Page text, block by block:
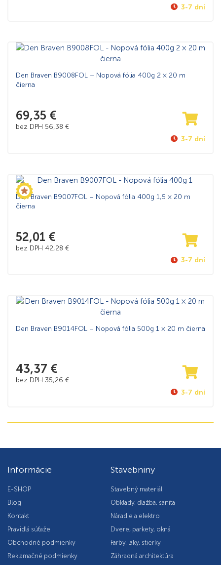
3-7 dní
Den Braven B9008FOL – Nopová fólia 400g 2 × 20 m
čierna
69,35 €
bez DPH 56,38 €
3-7 dní
Den Braven B9007FOL – Nopová fólia 400g 1,5 × 20 m
čierna
52,01 €
bez DPH 42,28 €
3-7 dní
Den Braven B9014FOL – Nopová fólia 500g 1 × 20 m čierna
43,37 €
bez DPH 35,26 €
3-7 dní
Informácie
E-SHOP
Blog
Kontakt
Pravidlá súťaže
Obchodné podmienky
Reklamačné podmienky
Stavebniny
Stavebný materiál
Obklady, dlažba, sanita
Náradie a elektro
Dvere, parkety, okná
Farby, laky, stierky
Záhradná architektúra